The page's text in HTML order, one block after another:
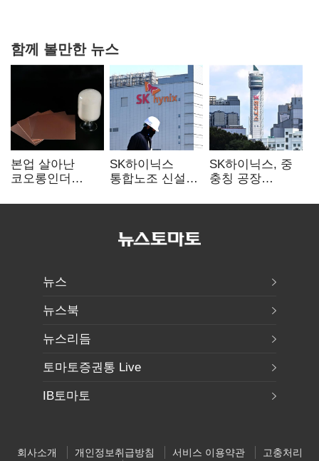
함께 볼만한 뉴스
본업 살아난
코오롱인더
배터리 소재로
SK하이닉스
통합노조 신설
성과급 불만 확산
SK하이닉스, 중
충칭 공장
검토?…“확정된
뉴스
뉴스북
뉴스리듬
토마토증권통 Live
IB토마토
회사소개 개인정보취급방침 서비스 이용약관
고충처리